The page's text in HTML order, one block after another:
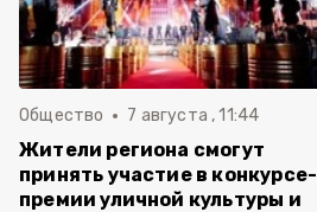
Общество 7 августа , 11:44
Жители региона смогут
принять участие в конкурсе-
премии уличной культуры и